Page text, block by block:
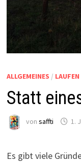
ALLGEMEINES /
Statt
von saffti 1.
Es gibt viele